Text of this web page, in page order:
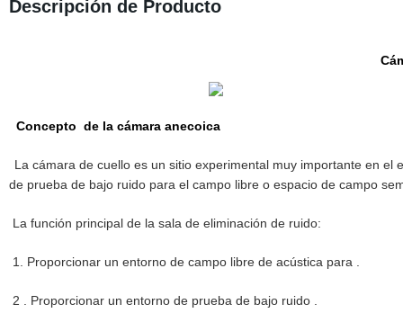
Descripción de Producto
Concepto de la cámara anecoica
La cámara de cuello es un sitio experimental muy importante en
de prueba de bajo ruido para el campo libre o espacio de campo
La función principal de la sala de eliminación de ruido:
1. Proporcionar un entorno de campo libre de acústica para .
2 . Proporcionar un entorno de prueba de bajo ruido .